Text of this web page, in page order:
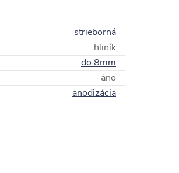
strieborná
hliník
do 8mm
áno
anodizácia